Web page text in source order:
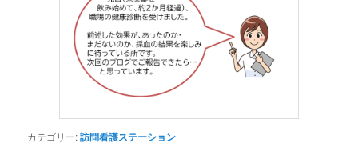
カテゴリー:訪問看護ステーション